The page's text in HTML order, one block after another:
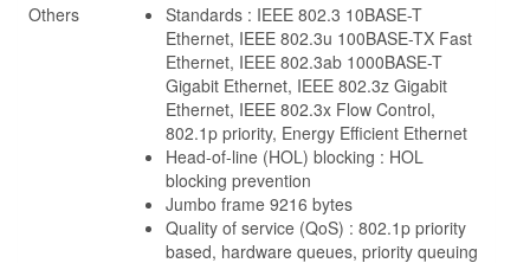
Others
Standards : IEEE 802.3 10BASE-T
Ethernet, IEEE 802.3u 100BASE-TX Fast
Ethernet, IEEE 802.3ab 1000BASE-T
Gigabit Ethernet, IEEE 802.3z Gigabit
Ethernet, IEEE 802.3x Flow Control,
802.1p priority, Energy Efficient Ethernet
Head-of-line (HOL) blocking : HOL
blocking prevention
Jumbo frame 9216 bytes
Quality of service (QoS) : 802.1p priority
based, hardware queues, priority queuing